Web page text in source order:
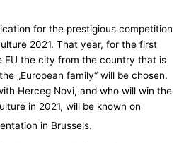
for the prestigious competition
2021. That year, for the first
EU the city from the country that is
„European family“ will be chosen.
Herceg Novi, and who will win the
in 2021, will be known on
in Brussels.